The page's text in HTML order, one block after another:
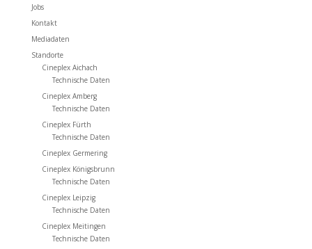
Jobs
Kontakt
Mediadaten
Standorte
Cineplex Aichach
Technische Daten
Cineplex Amberg
Technische Daten
Cineplex Fürth
Technische Daten
Cineplex Germering
Cineplex Königsbrunn
Technische Daten
Cineplex Leipzig
Technische Daten
Cineplex Meitingen
Technische Daten